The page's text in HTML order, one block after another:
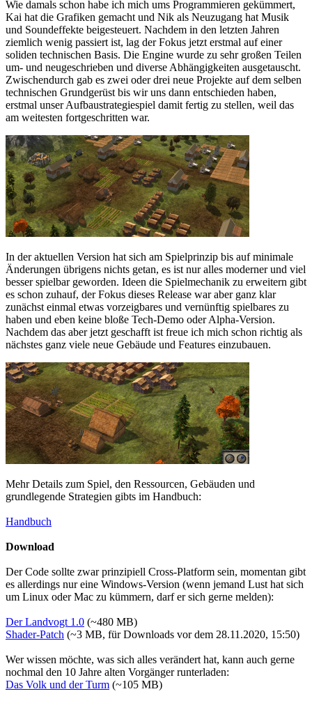
Wie damals schon habe ich mich ums Programmieren gekümmert,
Kai hat die Grafiken gemacht und Nik als Neuzugang hat Musik
und Soundeffekte beigesteuert. Nachdem in den letzten Jahren
ziemlich wenig passiert ist, lag der Fokus jetzt erstmal auf einer
soliden technischen Basis. Die Engine wurde zu sehr großen Teilen
um- und neugeschrieben und diverse Abhängigkeiten ausgetauscht.
Zwischendurch gab es zwei oder drei neue Projekte auf dem selben
technischen Grundgerüst bis wir uns dann entschieden haben,
erstmal unser Aufbaustrategiespiel damit fertig zu stellen, weil das
am weitesten fortgeschritten war.
In der aktuellen Version hat sich am Spielprinzip bis auf minimale
Änderungen übrigens nichts getan, es ist nur alles moderner und viel
besser spielbar geworden. Ideen die Spielmechanik zu erweitern gibt
es schon zuhauf, der Fokus dieses Release war aber ganz klar
zunächst einmal etwas vorzeigbares und vernünftig spielbares zu
haben und eben keine bloße Tech-Demo oder Alpha-Version.
Nachdem das aber jetzt geschafft ist freue ich mich schon richtig als
nächstes ganz viele neue Gebäude und Features einzubauen.
Mehr Details zum Spiel, den Ressourcen, Gebäuden und
grundlegende Strategien gibts im Handbuch:
Handbuch
Download
Der Code sollte zwar prinzipiell Cross-Platform sein, momentan gibt
es allerdings nur eine Windows-Version (wenn jemand Lust hat sich
um Linux oder Mac zu kümmern, darf er sich gerne melden):
Der Landvogt 1.0 (~480 MB)
Shader-Patch (~3 MB, für Downloads vor dem 28.11.2020, 15:50)
Wer wissen möchte, was sich alles verändert hat, kann auch gerne
nochmal den 10 Jahre alten Vorgänger runterladen:
Das Volk und der Turm (~105 MB)